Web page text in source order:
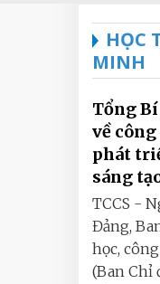
HỌC
MINH
Tổng
về
phát
sáng
TCCS -
Đảng,
học,
(Ban Chỉ